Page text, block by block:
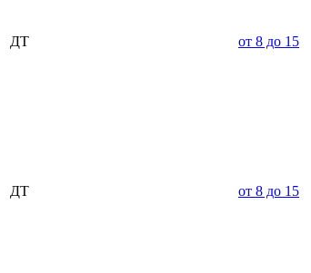
ДТ от 8 до 15
ДТ от 8 до 15